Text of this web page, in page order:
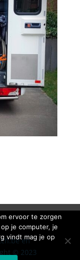
en
© 2023
ervoor te zorgen
je computer, je
vindt mag je op